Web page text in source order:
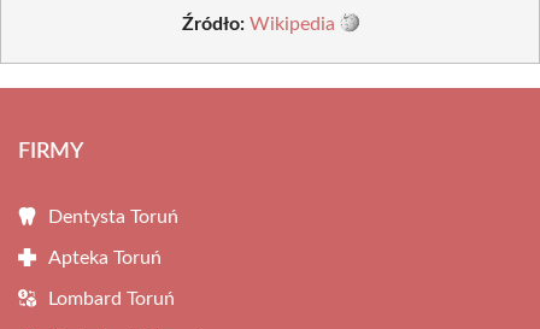
Źródło: Wikipedia
FIRMY
Dentysta Toruń
Apteka Toruń
Lombard Toruń